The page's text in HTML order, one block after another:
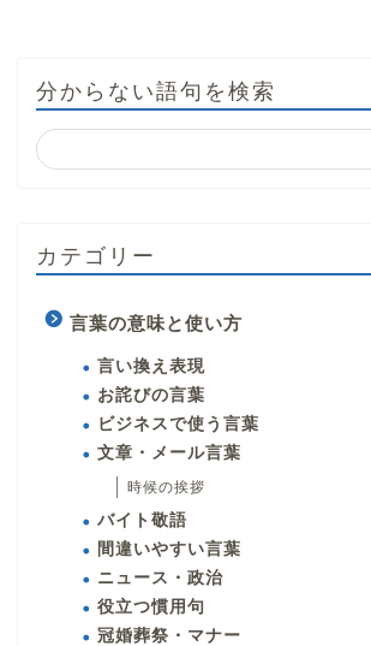
分からない語句を検索
カテゴリー
言葉の意味と使い方
言い換え表現
お詫びの言葉
ビジネスで使う言葉
文章・メール言葉
時候の挨拶
バイト敬語
間違いやすい言葉
ニュース・政治
役立つ慣用句
冠婚葬祭・マナー